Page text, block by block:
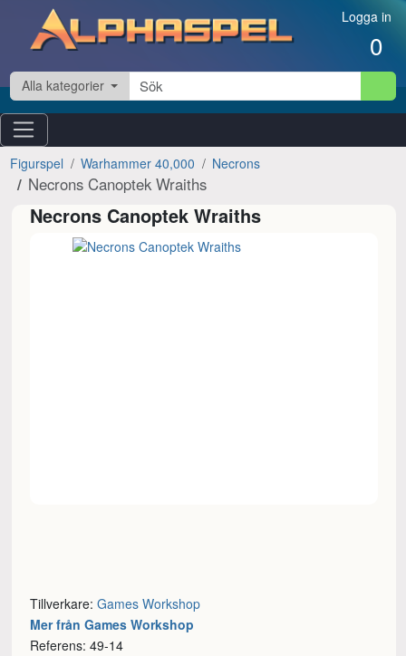
Hoppa till innehåll Logga in
0
Alla kategorier
Figurspel Warhammer 40,000 Necrons
Necrons Canoptek Wraiths
Necrons Canoptek Wraiths
Tillverkare:Games Workshop
Mer från Games Workshop
Referens: 49-14